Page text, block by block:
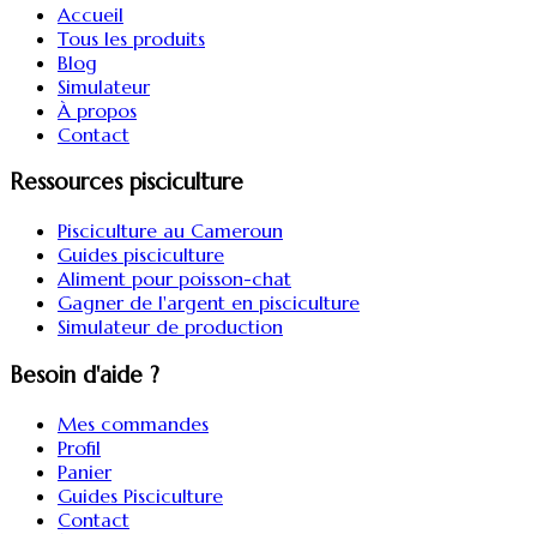
Accueil
Tous les produits
Blog
Simulateur
À propos
Contact
Ressources pisciculture
Pisciculture au Cameroun
Guides pisciculture
Aliment pour poisson-chat
Gagner de l'argent en pisciculture
Simulateur de production
Besoin d'aide ?
Mes commandes
Profil
Panier
Guides Pisciculture
Contact